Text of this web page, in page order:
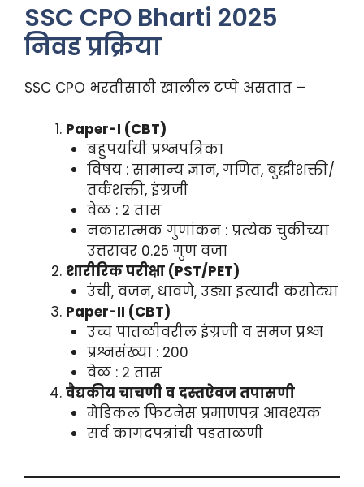
SSC CPO Bharti 2025
निवड प्रक्रिया
SSC CPO भरतीसाठी खालील टप्पे असतात –
Paper-I (CBT)
बहुपर्यायी प्रश्नपत्रिका
विषय : सामान्य ज्ञान, गणित, बुद्धीशक्ती/
तर्कशक्ती, इंग्रजी
वेळ : 2 तास
नकारात्मक गुणांकन : प्रत्येक चुकीच्या
उत्तरावर 0.25 गुण वजा
शारीरिक परीक्षा (PST/PET)
उंची, वजन, धावणे, उड्या इत्यादी कसोट्या
Paper-II (CBT)
उच्च पातळीवरील इंग्रजी व समज प्रश्न
प्रश्नसंख्या : 200
वेळ : 2 तास
वैद्यकीय चाचणी व दस्तऐवज तपासणी
मेडिकल फिटनेस प्रमाणपत्र आवश्यक
सर्व कागदपत्रांची पडताळणी